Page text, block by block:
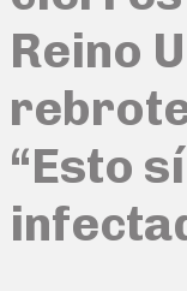
Reino
rebrote
“Esto